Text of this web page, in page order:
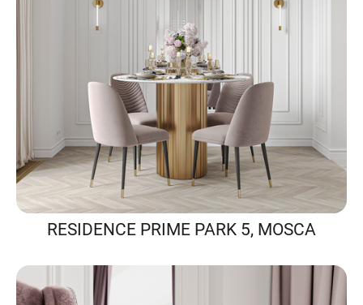
RESIDENCE PRIME PARK 5, MOSCA